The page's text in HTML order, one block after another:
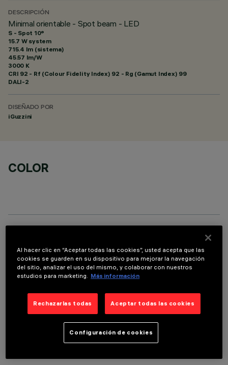
DESCRIPCIÓN
Minimal orientable - Spot beam - LED
S - Spot 10°
15.7 W system
715.4 lm (sistema)
45.57 lm/W
3000 K
CRI 92 - Rf (Colour Fidelity Index) 92 - Rg (Gamut Index) 99
DALI-2
DISEÑADO POR
iGuzzini
COLOR
DATOS TÉCNICOS
ÚLTIMA ACTUALIZACIÓN: 05/08/2026
Al hacer clic en “Aceptar todas las cookies”, usted acepta que las
cookies se guarden en su dispositivo para mejorar la navegación
del sitio, analizar el uso del mismo, y colaborar con nuestros
estudios para marketing. Más información
Rechazarlas todas Aceptar todas las cookies
Configuración de cookies